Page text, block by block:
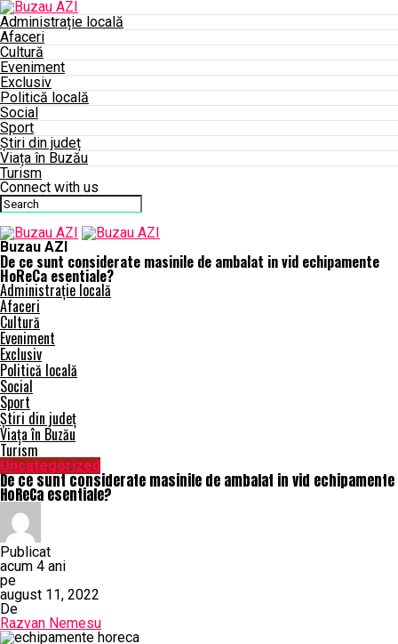
Administrație locală
Afaceri
Cultură
Eveniment
Exclusiv
Politică locală
Social
Sport
Știri din județ
Viața în Buzău
Turism
Connect with us
Buzau AZI
De ce sunt considerate masinile de ambalat in vid echipamente
HoReCa esentiale?
Administrație locală
Afaceri
Cultură
Eveniment
Exclusiv
Politică locală
Social
Sport
Știri din județ
Viața în Buzău
Turism
Uncategorized
De ce sunt considerate masinile de ambalat in vid echipamente
HoReCa esentiale?
Publicat
acum 4 ani
pe
august 11, 2022
De
Razvan Nemesu